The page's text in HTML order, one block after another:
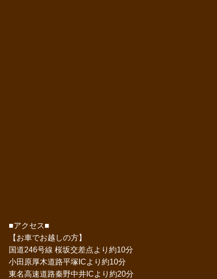
■アクセス■
【お車でお越しの方】
国道246号線 桜坂交差点より約10分
小田原厚木道路平塚ICより約10分
東名高速道路秦野中井ICより約20分